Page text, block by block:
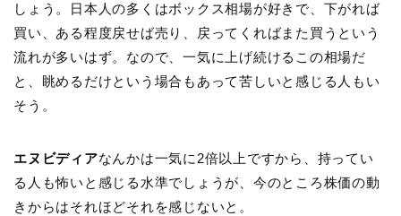
しょう。日本人の多くはボックス相場が好きで、下がれば
買い、ある程度戻せば売り、戻ってくればまた買うという
流れが多いはず。なので、一気に上げ続けるこの相場だ
と、眺めるだけという場合もあって苦しいと感じる人もい
そう。
エヌビディアなんかは一気に2倍以上ですから、持ってい
る人も怖いと感じる水準でしょうが、今のところ株価の動
きからはそれほどそれを感じないと。